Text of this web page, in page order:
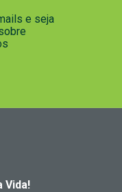
e seja
Vida!